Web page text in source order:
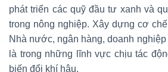
phát triển các quỹ đầu tư xanh và
trong nông nghiệp. Xây dựng cơ
Nhà nước, ngân hàng, doanh
là trong những lĩnh vực chịu tác
biến đổi khí hậu.